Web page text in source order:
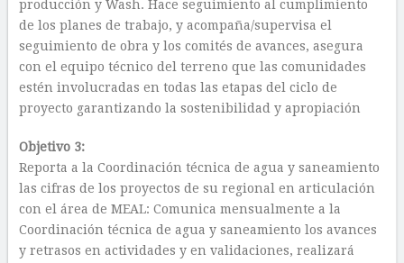
producción y Wash. Hace seguimiento al cumplimiento
de los planes de trabajo, y acompaña/supervisa el
seguimiento de obra y los comités de avances, asegura
con el equipo técnico del terreno que las comunidades
estén involucradas en todas las etapas del ciclo de
proyecto garantizando la sostenibilidad y apropiación
Objetivo 3:
Reporta a la Coordinación técnica de agua y saneamiento
las cifras de los proyectos de su regional en articulación
con el área de MEAL: Comunica mensualmente a la
Coordinación técnica de agua y saneamiento los avances
y retrasos en actividades y en validaciones, realizará